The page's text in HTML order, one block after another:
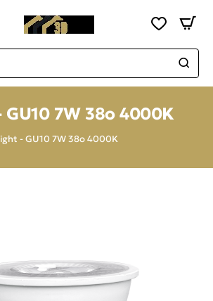
7W 38o 4000K
- GU10 7W 38o 4000K